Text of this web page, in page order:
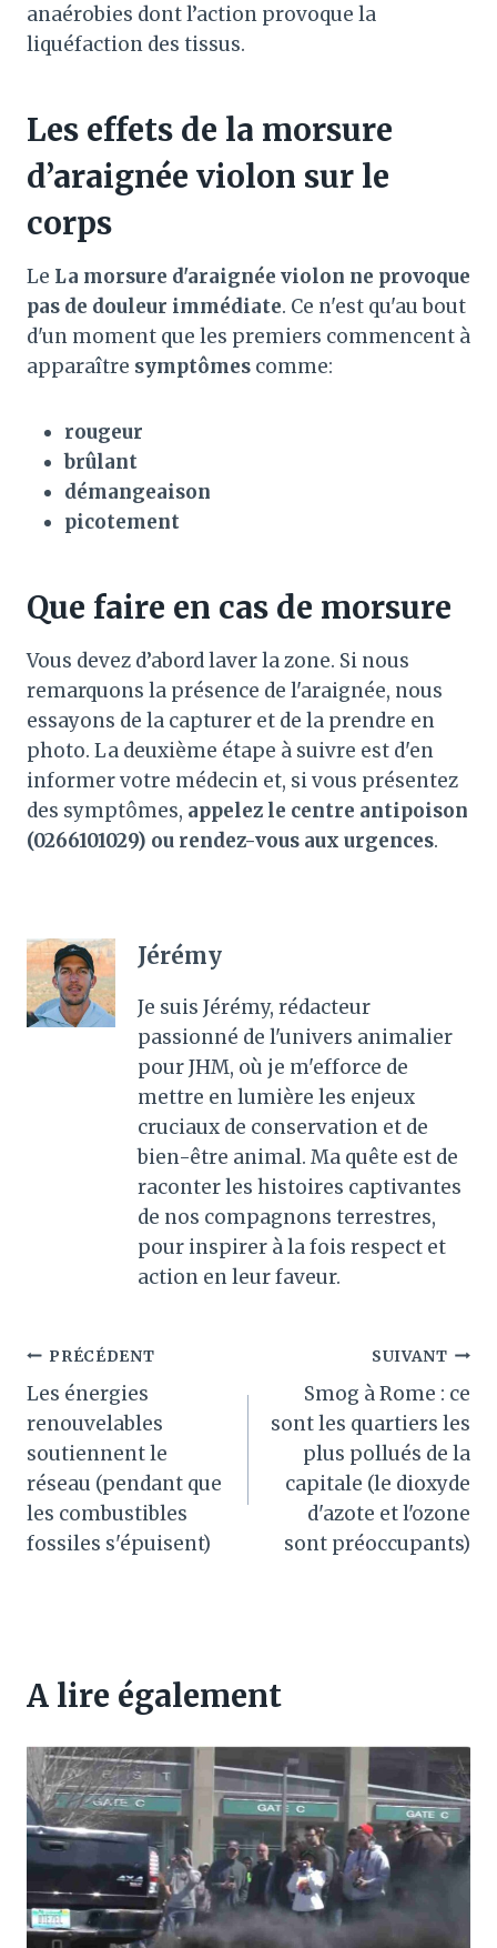
anaérobies dont l’action provoque la
liquéfaction des tissus.
Les effets de la morsure
d’araignée violon sur le
corps
Le La morsure d'araignée violon ne provoque
pas de douleur immédiate. Ce n'est qu'au bout
d'un moment que les premiers commencent à
apparaître symptômes comme:
rougeur
brûlant
démangeaison
picotement
Que faire en cas de morsure
Vous devez d’abord laver la zone. Si nous
remarquons la présence de l'araignée, nous
essayons de la capturer et de la prendre en
photo. La deuxième étape à suivre est d'en
informer votre médecin et, si vous présentez
des symptômes, appelez le centre antipoison
(0266101029) ou rendez-vous aux urgences.
Jérémy
Je suis Jérémy, rédacteur
passionné de l'univers animalier
pour JHM, où je m'efforce de
mettre en lumière les enjeux
cruciaux de conservation et de
bien-être animal. Ma quête est de
raconter les histoires captivantes
de nos compagnons terrestres,
pour inspirer à la fois respect et
action en leur faveur.
Navigation
de
l’article
PRÉCÉDENT
Les énergies
renouvelables
soutiennent le
réseau (pendant que
les combustibles
fossiles s'épuisent)
SUIVANT
Smog à Rome : ce
sont les quartiers les
plus pollués de la
capitale (le dioxyde
d'azote et l'ozone
sont préoccupants)
A lire également